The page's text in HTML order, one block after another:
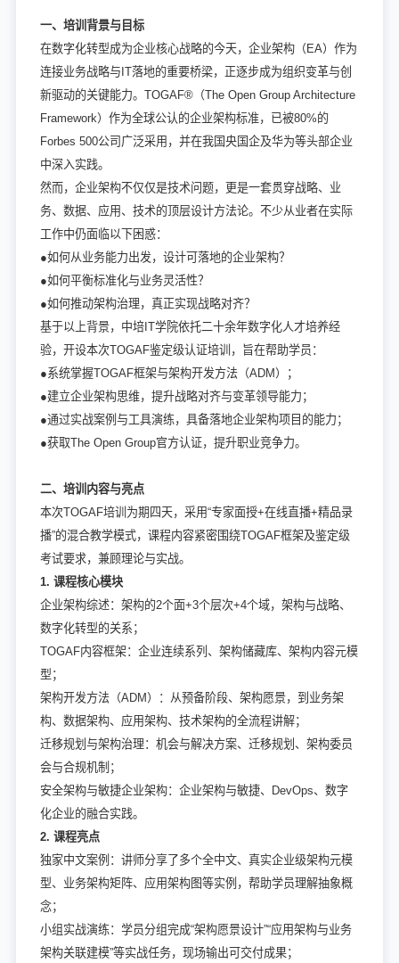
一、培训背景与目标
在数字化转型成为企业核心战略的今天，企业架构（EA）作为
连接业务战略与IT落地的重要桥梁，正逐步成为组织变革与创
新驱动的关键能力。TOGAF®（The Open Group Architecture
Framework）作为全球公认的企业架构标准，已被80%的
Forbes 500公司广泛采用，并在我国央国企及华为等头部企业
中深入实践。
然而，企业架构不仅仅是技术问题，更是一套贯穿战略、业
务、数据、应用、技术的顶层设计方法论。不少从业者在实际
工作中仍面临以下困惑：
●如何从业务能力出发，设计可落地的企业架构？
●如何平衡标准化与业务灵活性？
●如何推动架构治理，真正实现战略对齐？
基于以上背景，中培IT学院依托二十余年数字化人才培养经
验，开设本次TOGAF鉴定级认证培训，旨在帮助学员：
●系统掌握TOGAF框架与架构开发方法（ADM）；
●建立企业架构思维，提升战略对齐与变革领导能力；
●通过实战案例与工具演练，具备落地企业架构项目的能力；
●获取The Open Group官方认证，提升职业竞争力。
二、培训内容与亮点
本次TOGAF培训为期四天，采用“专家面授+在线直播+精品录
播”的混合教学模式，课程内容紧密围绕TOGAF框架及鉴定级
考试要求，兼顾理论与实战。
1. 课程核心模块
企业架构综述：架构的2个面+3个层次+4个域，架构与战略、
数字化转型的关系；
TOGAF内容框架：企业连续系列、架构储藏库、架构内容元模
型；
架构开发方法（ADM）：从预备阶段、架构愿景，到业务架
构、数据架构、应用架构、技术架构的全流程讲解；
迁移规划与架构治理：机会与解决方案、迁移规划、架构委员
会与合规机制；
安全架构与敏捷企业架构：企业架构与敏捷、DevOps、数字
化企业的融合实践。
2. 课程亮点
独家中文案例：讲师分享了多个全中文、真实企业级架构元模
型、业务架构矩阵、应用架构图等实例，帮助学员理解抽象概
念；
小组实战演练：学员分组完成“架构愿景设计”“应用架构与业务
架构关联建模”等实战任务，现场输出可交付成果；